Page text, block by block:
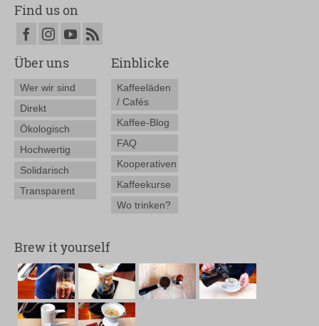
Find us on
Über uns
Wer wir sind
Direkt
Ökologisch
Hochwertig
Solidarisch
Transparent
Einblicke
Kaffeeläden
/ Cafés
Kaffee-Blog
FAQ
Kooperativen
Kaffeekurse
Wo trinken?
Brew it yourself